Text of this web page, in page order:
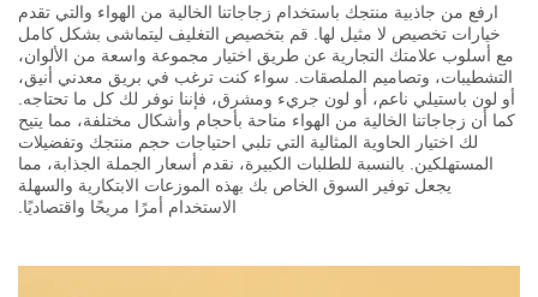
ارفع من جاذبية منتجك باستخدام زجاجاتنا الخالية من الهواء والتي تقدم
خيارات تخصيص لا مثيل لها. قم بتخصيص التغليف ليتماشى بشكل كامل
مع أسلوب علامتك التجارية عن طريق اختيار مجموعة واسعة من الألوان،
التشطيبات، وتصاميم الملصقات. سواء كنت ترغب في بريق معدني أنيق،
أو لون باستيلي ناعم، أو لون جريء ومشرق، فإننا نوفر لك كل ما تحتاجه.
كما أن زجاجاتنا الخالية من الهواء متاحة بأحجام وأشكال مختلفة، مما يتيح
لك اختيار الحاوية المثالية التي تلبي احتياجات حجم منتجك وتفضيلات
المستهلكين. بالنسبة للطلبات الكبيرة، نقدم أسعار الجملة الجذابة، مما
يجعل توفير السوق الخاص بك بهذه الموزعات الابتكارية والسهلة
الاستخدام أمرًا مريحًا واقتصاديًا.